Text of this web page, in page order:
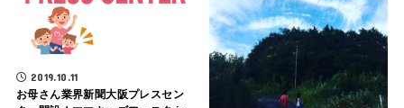
2019.10.11
お母さん業界新聞大阪プレスセン